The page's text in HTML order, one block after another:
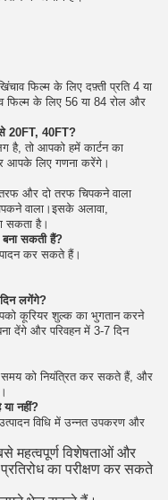
फिल्म के लिए दफ़्ती प्रति 4 या
फिल्म के लिए 56 या 84 रोल और
20FT, 40FT?
है, तो आपको हमें कार्टन का
आपके लिए गणना करेंगे।
और दो तरफ चिपकने वाला
वाला।इसके अलावा,
सकता है।
सकती हैं?
कर सकते हैं।
लगेंगे?
कूरियर शुल्क का भुगतान करने
देंगे और परिवहन में 3-7 दिन
को नियंत्रित कर सकते हैं, और
नहीं?
विधि में उन्नत उपकरण और
महत्वपूर्ण विशेषताओं और
का परीक्षण कर सकते